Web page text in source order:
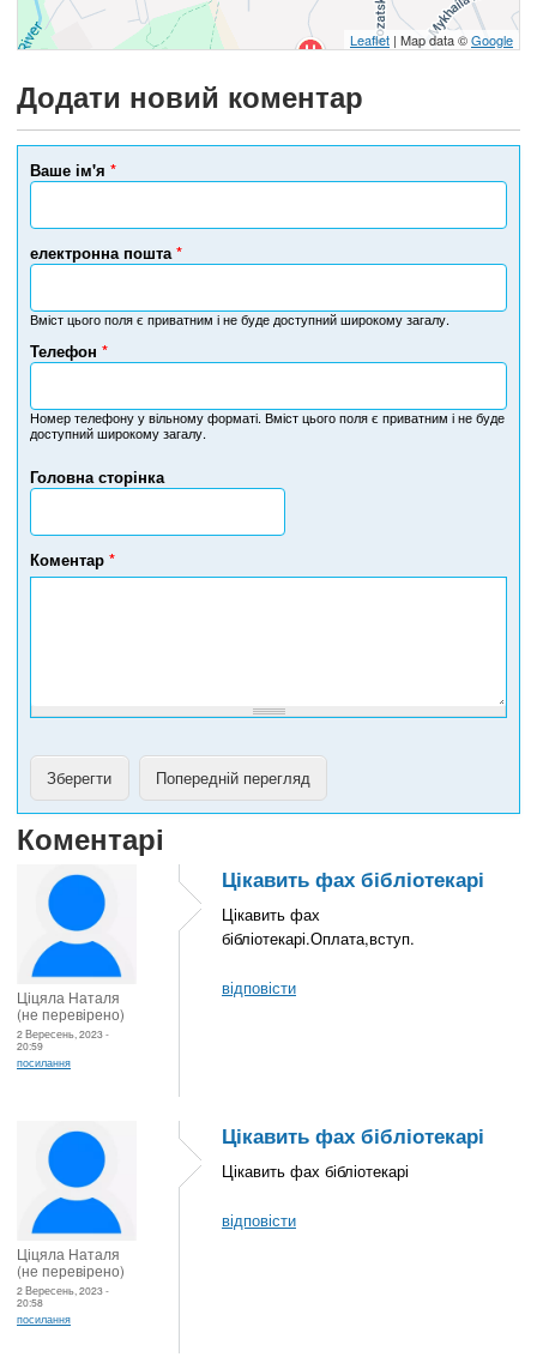
Leaflet | Map data ©Google
Додати новий коментар
Ваше ім'я *
електронна пошта *
Вміст цього поля є приватним і не буде доступний широкому загалу.
Головна сторінка
Телефон *
Н
м
е
т
л
е
ф
Номер телефону у вільному форматі. Вміст цього поля є приватним і не буде
доступний широкому загалу.
Коментар *
Коментарі
Ціцяла Наталя
(не перевірено)
2 Вересень, 2023 -
20:59
посилання
Цікавить фах бібліотекарі
Цікавить фах
бібліотекарі.Оплата,вступ.
відповісти
Ціцяла Наталя
(не перевірено)
2 Вересень, 2023 -
20:58
посилання
Цікавить фах бібліотекарі
Цікавить фах бібліотекарі
відповісти